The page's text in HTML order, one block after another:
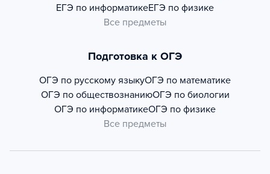
ЕГЭ по информатикеЕГЭ по физике
Все предметы
Подготовка к ОГЭ
ОГЭ по русскому языкуОГЭ по математике
ОГЭ по обществознаниюОГЭ по биологии
ОГЭ по информатикеОГЭ по физике
Все предметы